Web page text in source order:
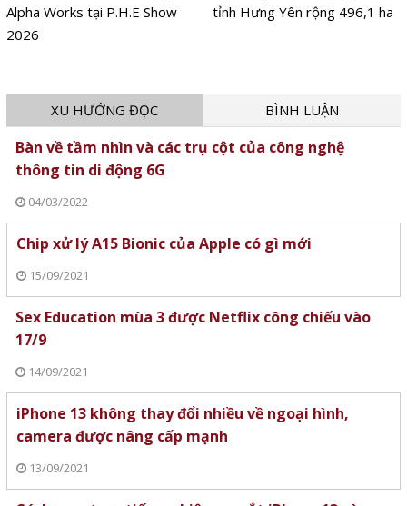
Alpha Works tại P.H.E Show
2026
tỉnh Hưng Yên rộng 496,1 ha
XU HƯỚNG ĐỌC BÌNH LUẬN
Bàn về tầm nhìn và các trụ cột của công nghệ
thông tin di động 6G
04/03/2022
Chip xử lý A15 Bionic của Apple có gì mới
15/09/2021
Sex Education mùa 3 được Netflix công chiếu vào
17/9
14/09/2021
iPhone 13 không thay đổi nhiều về ngoại hình,
camera được nâng cấp mạnh
13/09/2021